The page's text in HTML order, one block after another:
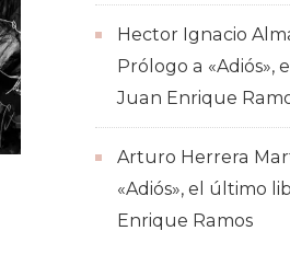
Hector Ignacio
Prólogo a «Adiós»,
Juan Enrique
Arturo Herrera
«Adiós», el último
Enrique Ramos